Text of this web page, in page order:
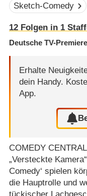
Sketch-Comedy
12Folgen in 1
Deutsche TV-Premiere
Erhalte
dein Handy.
App.
COMEDY
„Versteckte
Comedy‘ spielen
die Hauptrolle und